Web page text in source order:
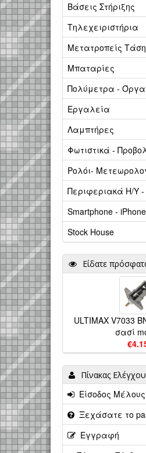
Βάσεις Στήριξης
Τηλεχειριστήρια
Μετατροπείς
Μπαταρίες
Πολύμετρα -
Εργαλεία
Λαμπτήρες
Φωτιστικά -
Ρολόι-
Περιφεριακά Η/Υ -
Smartphone - iPhone
Stock House
Είδατε
ULTIMAX V7033
σασί
Πίνακας Ελέγχου
Είσοδος Μέλους
Ξεχάσατε το
Εγγραφή